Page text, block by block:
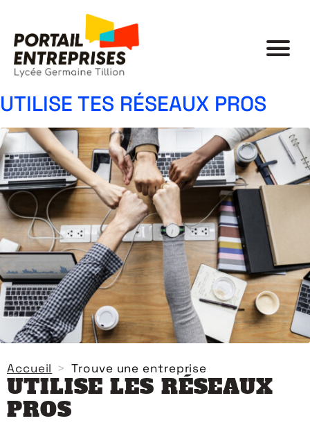
UTILISE TES RÉSEAUX PROS
Accueil Trouve une entreprise
UTILISE LES RÉSEAUX
PROS